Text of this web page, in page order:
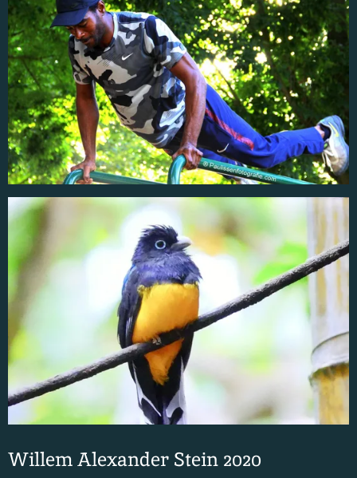
Willem Alexander Stein 2020